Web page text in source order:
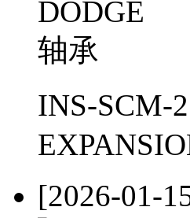
INS-SCM-
[2026-01-